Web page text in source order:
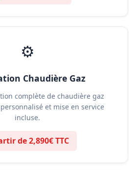
⚙️
Chaudière Gaz
complète de chaudière gaz
et mise en service
incluse.
de 2,890€ TTC